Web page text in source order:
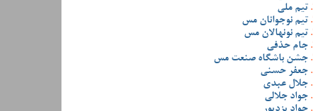
تیم ملی
تیم نوجوانان مس
تیم نونهالان مس
جام حذفی
جشن باشگاه صنعت مس
جعفر حسنی
جلال عبدی
جواد جلالی